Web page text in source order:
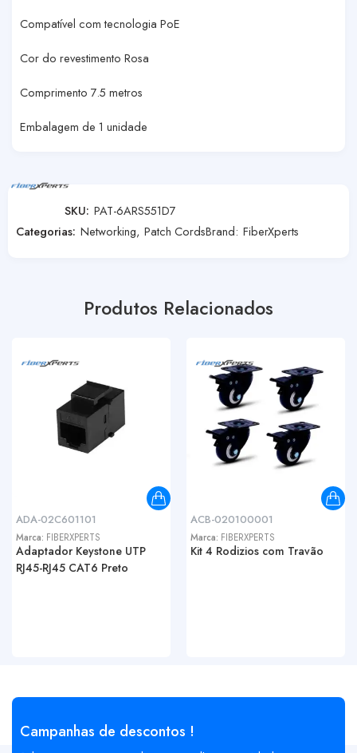
Compatível com tecnologia PoE
Cor do revestimento Rosa
Comprimento 7.5 metros
Embalagem de 1 unidade
SKU: PAT-6ARS551D7
Categorias: Networking, Patch CordsBrand: FiberXperts
Produtos Relacionados
ADA-02C601101
Marca: FIBERXPERTS
Adaptador Keystone UTP
RJ45-RJ45 CAT6 Preto
ACB-020100001
Marca: FIBERXPERTS
Kit 4 Rodizios com Travão
Campanhas de descontos !